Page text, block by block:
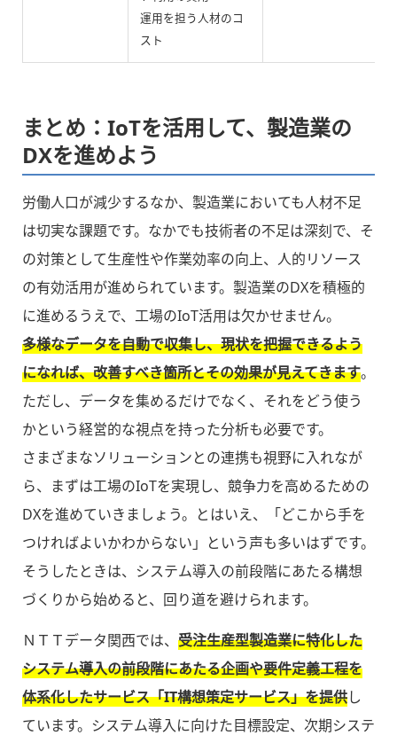
運用を担う人材のコ
スト
まとめ：IoTを活用して、製造業の
DXを進めよう
労働人口が減少するなか、製造業においても人材不足
は切実な課題です。なかでも技術者の不足は深刻で、そ
の対策として生産性や作業効率の向上、人的リソース
の有効活用が進められています。製造業のDXを積極的
に進めるうえで、工場のIoT活用は欠かせません。
多様なデータを自動で収集し、現状を把握できるよう
になれば、改善すべき箇所とその効果が見えてきます。
ただし、データを集めるだけでなく、それをどう使う
かという経営的な視点を持った分析も必要です。
さまざまなソリューションとの連携も視野に入れなが
ら、まずは工場のIoTを実現し、競争力を高めるための
DXを進めていきましょう。とはいえ、「どこから手を
つければよいかわからない」という声も多いはずです。
そうしたときは、システム導入の前段階にあたる構想
づくりから始めると、回り道を避けられます。
ＮＴＴデータ関西では、 受注生産型製造業に特化した
システム導入の前段階にあたる企画や要件定義工程を
体系化したサービス「IT構想策定サービス」を提供し
ています。システム導入に向けた目標設定、次期システ